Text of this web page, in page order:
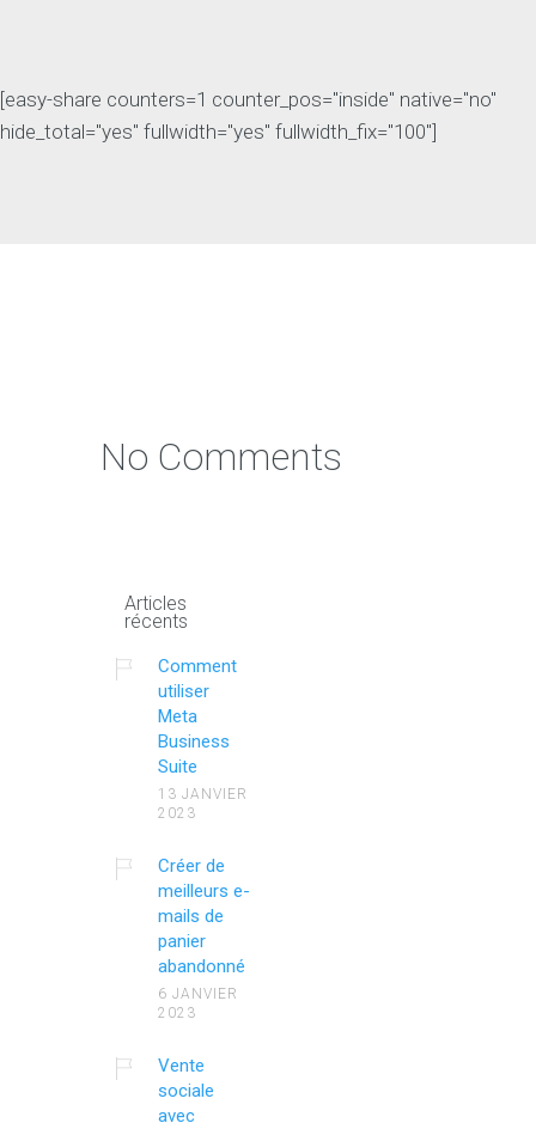
[easy-share counters=1 counter_pos="inside" native="no"
hide_total="yes" fullwidth="yes" fullwidth_fix="100"]
No Comments
Articles
récents
Comment
utiliser
Meta
Business
Suite
13 JANVIER
2023
Créer de
meilleurs e-
mails de
panier
abandonné
6 JANVIER
2023
Vente
sociale
avec